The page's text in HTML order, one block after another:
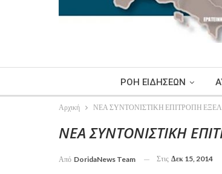
ΡΟΗ ΕΙΔΗΣΕΩΝ
Αρχική ΝΕΑ ΣΥΝΤΟΝΙΣΤΙΚΗ ΕΠΙΤΡΟΠΗ
ΝΕΑ ΣΥΝΤΟΝΙΣΤΙΚΗ
Από DoridaNews Team Στις Δεκ 15, 2014